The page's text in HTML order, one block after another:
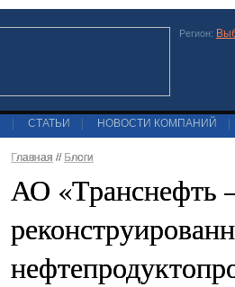
Регион:
СТАТЬИ НОВОСТИ КОМПАНИЙ
Главная // Блоги
АО «Транснефть